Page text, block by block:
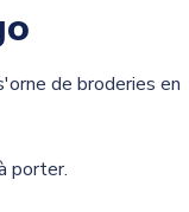
de broderies en
porter.